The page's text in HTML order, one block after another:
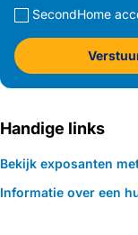
SecondHome
Handige links
Bekijk exposanten
Informatie over een